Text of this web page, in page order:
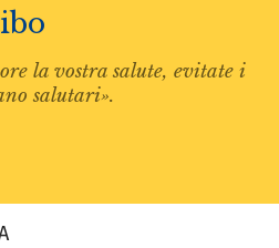
la vostra salute, evitate i
salutari».